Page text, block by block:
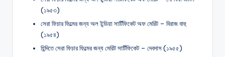
(১৯৫৩)
সেরা ফিচার ফিল্মের জন্য অল ইন্ডিয়া সার্টিফিকেট অফ মেরিট – বিরাজ বাহু
(১৯৫৪)
হিন্দিতে সেরা ফিচার ফিল্মের জন্য মেরিট সার্টিফিকেট – দেবদাস (১৯৫৫)